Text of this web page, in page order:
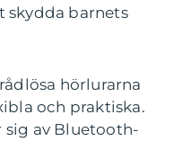
skydda barnets
hörlurarna
och praktiska.
sig av Bluetooth-